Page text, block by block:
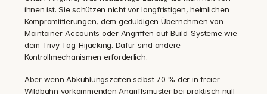
ihnen ist. Sie schützen nicht vor langfristigen, heimlichen
Kompromittierungen, dem geduldigen Übernehmen von
Maintainer-Accounts oder Angriffen auf Build-Systeme wie
dem Trivy-Tag-Hijacking. Dafür sind andere
Kontrollmechanismen erforderlich.
Aber wenn Abkühlungszeiten selbst 70 % der in freier
Wildbahn vorkommenden Angriffsmuster bei praktisch null